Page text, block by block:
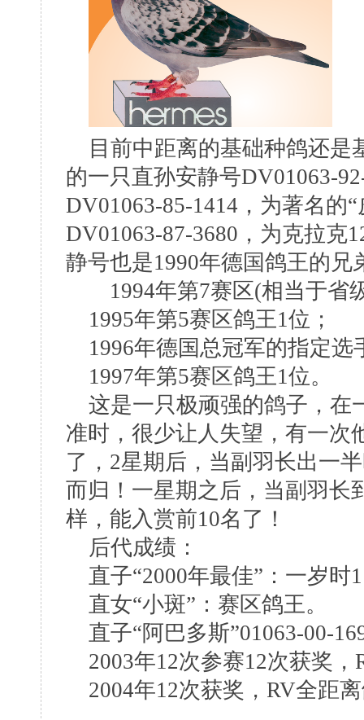
目前中距离的基础种鸽还是
的一只直孙安静号DV01063-
DV01063-85-1414，为著名的
DV01063-87-3680，为克拉克
静号也是1990年德国鸽王的兄
1994年第7赛区(相当于省
1995年第5赛区鸽王1位；
1996年德国总冠军的指定选
1997年第5赛区鸽王1位。
这是一只极顽强的鸽子，在
准时，很少让人失望，有一次
了，2星期后，当副羽长出一
而归！一星期之后，当副羽长
样，能入赏前10名了！
后代成绩：
直子“2000年最佳”：一岁时
直女“小斑”：赛区鸽王。
直子“阿巴多斯”01063-00-
2003年12次参赛12次获奖，
2004年12次获奖，RV全距